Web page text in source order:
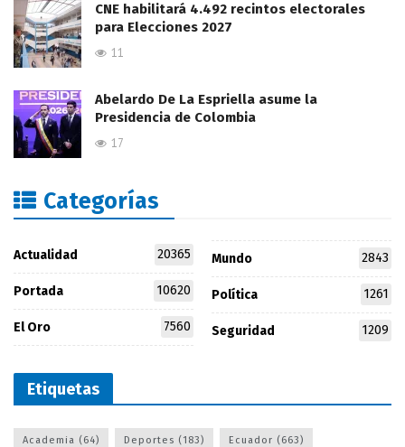
CNE habilitará 4.492 recintos electorales
para Elecciones 2027
11
Abelardo De La Espriella asume la
Presidencia de Colombia
17
Categorías
Actualidad 20365
Portada 10620
El Oro 7560
Mundo 2843
Política 1261
Seguridad 1209
Etiquetas
Academia (64) Deportes (183) Ecuador (663)